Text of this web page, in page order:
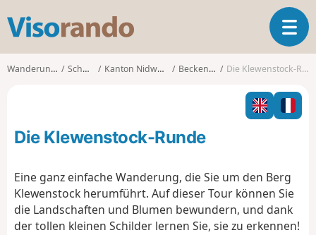
s
o
o
T
o
g
l
n
g
a
t
i
Wanderungen Schweiz Kanton Nidwalden Beckenried Die Klewenstock-Runde
Die Klewenstock-Runde
Eine ganz einfache Wanderung, die Sie um den Berg
Klewenstock herumführt. Auf dieser Tour können Sie
die Landschaften und Blumen bewundern, und dank
der tollen kleinen Schilder lernen Sie, sie zu erkennen!